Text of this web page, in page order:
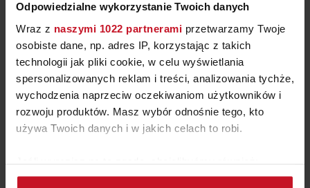
Odpowiedzialne wykorzystanie Twoich danych
Wraz z naszymi 1022 partnerami przetwarzamy Twoje
osobiste dane, np. adres IP, korzystając z takich
technologii jak pliki cookie, w celu wyświetlania
spersonalizowanych reklam i treści, analizowania tychże,
wychodzenia naprzeciw oczekiwaniom użytkowników i
rozwoju produktów. Masz wybór odnośnie tego, kto
używa Twoich danych i w jakich celach to robi.
Jeśli wyrazisz na to zgodę, chcielibyśmy również:
Gromadzić dane dotyczące Twojej lokalizacji